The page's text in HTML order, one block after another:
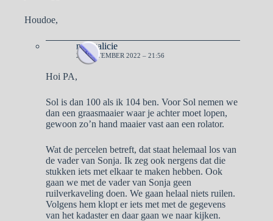
Houdoe,
naargalicie
25 SEPTEMBER 2022 – 21:56
Hoi PA,
Sol is dan 100 als ik 104 ben. Voor Sol nemen we
dan een graasmaaier waar je achter moet lopen,
gewoon zo’n hand maaier vast aan een rolator.
Wat de percelen betreft, dat staat helemaal los van
de vader van Sonja. Ik zeg ook nergens dat die
stukken iets met elkaar te maken hebben. Ook
gaan we met de vader van Sonja geen
ruilverkaveling doen. We gaan helaal niets ruilen.
Volgens hem klopt er iets met met de gegevens
van het kadaster en daar gaan we naar kijken.